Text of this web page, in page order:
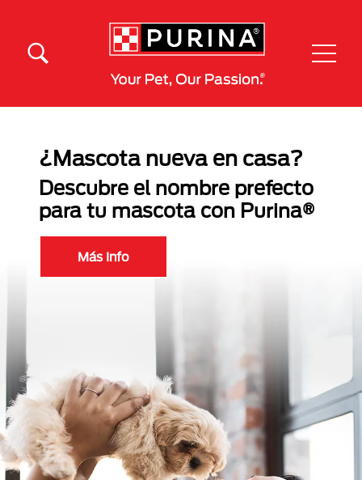
¿Mascota nueva en casa?
Descubre el nombre prefecto
para tu mascota con Purina®
Más Info